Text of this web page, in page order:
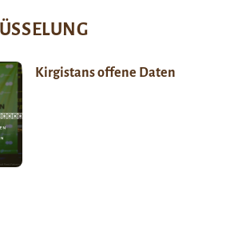
Kirgistans offene Daten